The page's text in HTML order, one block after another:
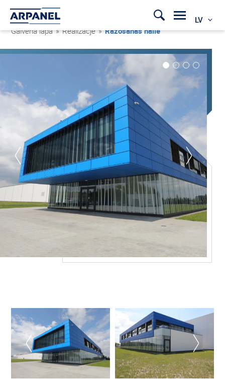
LV
Galvenā lapa » Realizacje »Ražošanas halle